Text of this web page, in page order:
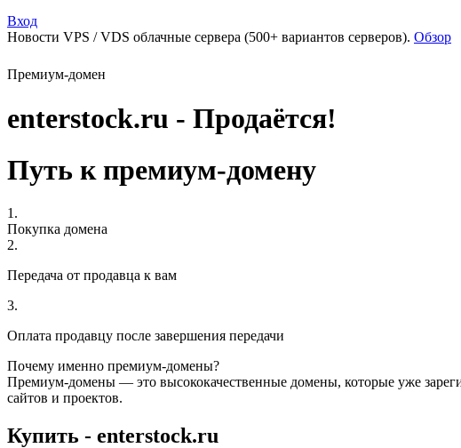
Вход
Новости VPS / VDS облачные сервера (500+ вариантов серверов). Обзор
Премиум-домен
enterstock.ru - Продаётся!
Путь к премиум-домену
1.
Покупка домена
2.
Передача от продавца к вам
3.
Оплата продавцу после завершения передачи
Почему именно премиум-домены?
Премиум-домены — это высококачественные домены, которые уже
сайтов и проектов.
Купить - enterstock.ru